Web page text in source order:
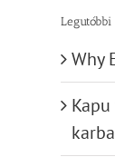
Why